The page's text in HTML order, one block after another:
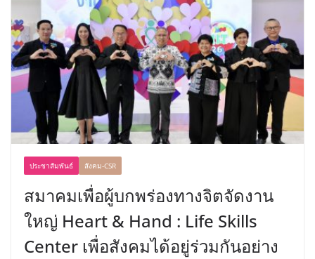
ประชาสัมพันธ์ สังคม-CSR
สมาคมเพื่อผู้บกพร่องทางจิตจัดงาน
ใหญ่ Heart & Hand : Life Skills
Center เพื่อสังคมได้อยู่ร่วมกันอย่าง